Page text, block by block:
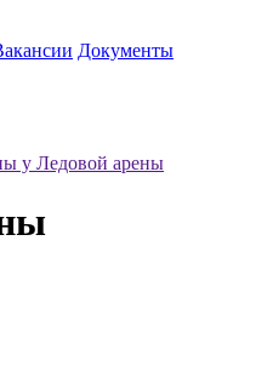
Документы
у Ледовой арены